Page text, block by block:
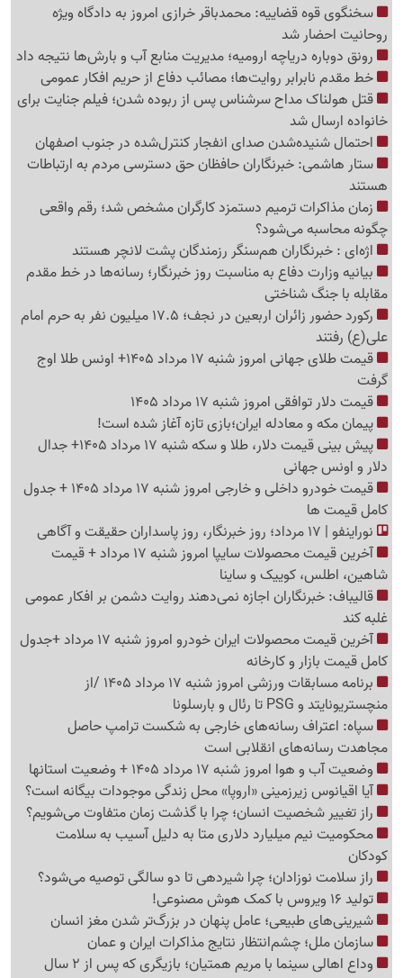
سخنگوی قوه قضاییه: محمدباقر خرازی امروز به دادگاه ویژه
روحانیت احضار شد
رونق دوباره دریاچه ارومیه؛ مدیریت منابع آب و بارش‌ها نتیجه داد
خط مقدم نابرابر روایت‌ها؛ مصائب دفاع از حریم افکار عمومی
قتل هولناک مداح سرشناس پس از ربوده شدن؛ فیلم جنایت برای
خانواده ارسال شد
احتمال شنیده‌شدن صدای انفجار کنترل‌شده در جنوب اصفهان
ستار هاشمی: خبرنگاران حافظان حق دسترسی مردم به ارتباطات
هستند
زمان مذاکرات ترمیم دستمزد کارگران مشخص شد؛ رقم واقعی
چگونه محاسبه می‌شود؟
اژه‌ای : خبرنگاران هم‌سنگر رزمندگان پشت لانچر هستند
بیانیه وزارت دفاع به مناسبت روز خبرنگار؛ رسانه‌ها در خط مقدم
مقابله با جنگ شناختی
رکورد حضور زائران اربعین در نجف؛ 17.5 میلیون نفر به حرم امام
علی(ع) رفتند
قیمت طلای جهانی امروز شنبه 17 مرداد 1405+ اونس طلا اوج
گرفت
قیمت دلار توافقی امروز شنبه 17 مرداد 1405
پیمان مکه و معادله ایران؛بازی تازه آغاز شده است!
پیش ‌بینی قیمت دلار، طلا و سکه شنبه 17 مرداد 1405+ جدال
دلار و اونس جهانی
قیمت خودرو داخلی و خارجی امروز شنبه 17 مرداد 1405 + جدول
کامل قیمت ها
نوراینفو | 17 مرداد؛ روز خبرنگار، روز پاسداران حقیقت و آگاهی
آخرین قیمت محصولات سایپا امروز شنبه 17 مرداد + قیمت
شاهین، اطلس، کوییک و ساینا
قالیباف: خبرنگاران اجازه نمی‌دهند روایت دشمن بر افکار عمومی
غلبه کند
آخرین قیمت محصولات ایران خودرو امروز شنبه 17 مرداد +جدول
کامل قیمت بازار و کارخانه
برنامه مسابقات ورزشی امروز شنبه 17 مرداد 1405 /از
منچستریونایتد و PSG تا رئال و بارسلونا
سپاه: اعتراف رسانه‌های خارجی به شکست ترامپ حاصل
مجاهدت رسانه‌های انقلابی است
وضعیت آب و هوا امروز شنبه 17 مرداد 1405 + وضعیت استانها
آیا اقیانوس زیرزمینی «اروپا» محل زندگی موجودات بیگانه است؟
راز تغییر شخصیت انسان؛ چرا با گذشت زمان متفاوت می‌شویم؟
محکومیت نیم میلیارد دلاری متا به دلیل آسیب به سلامت
کودکان
راز سلامت نوزادان؛ چرا شیردهی تا دو سالگی توصیه می‌شود؟
تولید 16 ویروس با کمک هوش مصنوعی!
شیرینی‌های طبیعی؛ عامل پنهان در بزرگ‌تر شدن مغز انسان
سازمان ملل؛ چشم‌انتظار نتایج مذاکرات ایران و عمان
وداع اهالی سینما با مریم همتیان؛ بازیگری که پس از 2 سال